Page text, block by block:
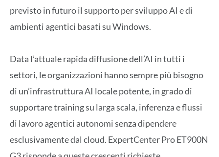
previsto in futuro il supporto per sviluppo AI e di
ambienti agentici basati su Windows.
Data l’attuale rapida diffusione dell’AI in tutti i
settori, le organizzazioni hanno sempre più bisogno
di un’infrastruttura AI locale potente, in grado di
supportare training su larga scala, inferenza e flussi
di lavoro agentici autonomi senza dipendere
esclusivamente dal cloud. ExpertCenter Pro ET900N